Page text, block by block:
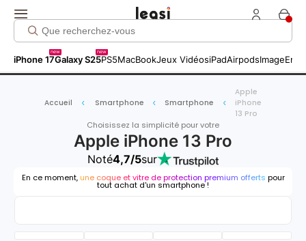
iPhone 17
new
Galaxy S25
new
PS5MacBookJeux VidéosiPadAirpodsImage
Accueil Smartphone Smartphone
Apple
iPhone
13 Pro
Choisissez la simplicité pour votre
Apple iPhone 13 Pro
Noté4,7/5sur
En ce moment, une coque et vitre de protection premium offerts pour
tout achat d'un smartphone !